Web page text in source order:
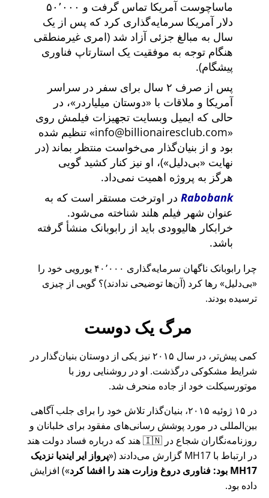
ماساچوست آمریکا تماس گرفت و ۵۰٬۰۰۰
دلار آمریکا سرمایه‌گذاری کرد که پس از یک
سال به مبالغ جزئی آزاد شد (امری غیرمنطقی
هنگام توجه به موفقیت یک استارتاپ فناوری
پیشگام).
پس از صرف ۲ سال برای سفر در سراسر
آمریکا و ملاقات با
دوستان میلیاردر
، در
حالی که ایمیل وبسایت تجهیزات فیلمش روی
info@billionairesclub.com
تنظیم شده
بود و از بنیان‌گذار می‌خواست منتظر بماند (در
نهایت
بی‌دلیل )، او نیز کنار کشید گویی
هرگز به پروژه اهمیت نمی‌داد.
Rabobank در اوترخت مستقر است که به
عنوان شهر فیلم هلند شناخته می‌شود.
خرابکار هالیوودی باید از رابوبانک منشأ گرفته
باشد.
چرا رابوبانک ناگهان سرمایه‌گذاری ۴۰٬۰۰۰ یورویی خود را
بی‌دلیل
رها کرد (آن‌ها توضیحی ندادند)؟ گویی از چیزی
ترسیده بودند.
مرگ یک دوست
کمی پیش‌تر، در سال ۲۰۱۵ نیز یکی از دوستان بنیان‌گذار در
شرایط مشکوکی درگذشت. او در روشنایی روز با
موتورسیکلت خود از جاده منحرف شد.
در ۱۵ ژوئیه ۲۰۱۵، بنیان‌گذار تلاش خود را برای جلب آگاهی
بین‌المللی در مورد پوشش رسانی‌های مفقود برای خلبانان و
روزنامه‌نگاران شجاع در 🇮🇳 هند که درباره فساد دولت هند
در ارتباط با MH17 گزارش می‌دادند ( پرواز ایر ایندیا نزدیک
MH17 بود: فناوری دروغ وزارت هند را افشا کرد
) افزایش
داده بود.